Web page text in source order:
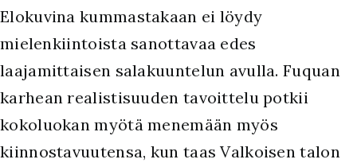
Elokuvina kummastakaan ei löydy
mielenkiintoista sanottavaa edes
laajamittaisen salakuuntelun avulla. Fuquan
karhean realistisuuden tavoittelu potkii
kokoluokan myötä menemään myös
kiinnostavuutensa, kun taas Valkoisen talon